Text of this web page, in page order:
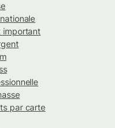
important
par carte